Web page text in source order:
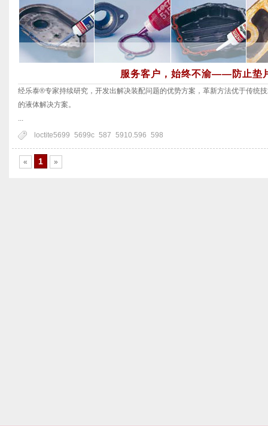
服务客户，始终不渝——防止垫
经乐泰®专家持续研究，开发出解决装配问题的优势方案，革新方法优于传统
的液体解决方案。
...
loctite5699 5699c 587 5910.596 598
« 1 »